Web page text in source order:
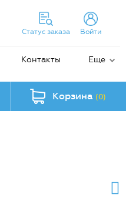
Статус заказа Войти
Контакты Еще
Корзина (0)